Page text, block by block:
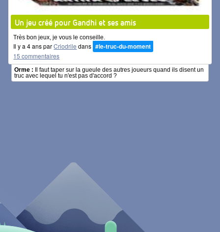
Un jeu créé pour Gandhi et ses amis
Très bon jeux, je vous le conseille.
Il y a 4 ans parCriodrile dans #le-truc-du-moment
15 commentaires
Orme : Il faut taper sur la gueule des autres joueurs quand ils disent un
truc avec lequel tu n'est pas d'accord ?